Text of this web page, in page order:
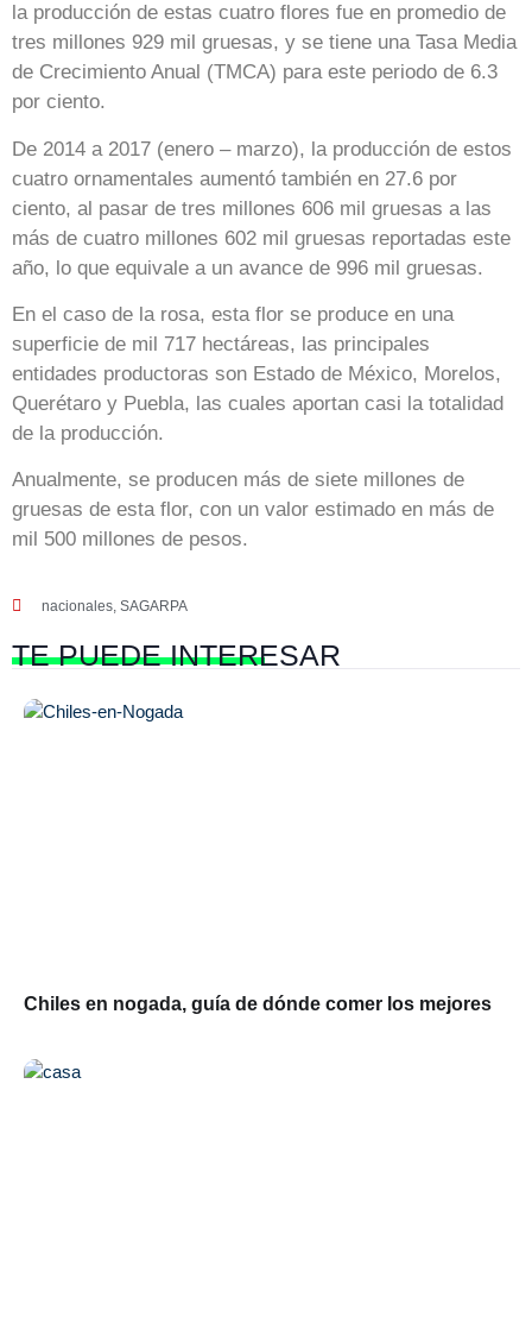
la producción de estas cuatro flores fue en promedio de
tres millones 929 mil gruesas, y se tiene una Tasa Media
de Crecimiento Anual (TMCA) para este periodo de 6.3
por ciento.
De 2014 a 2017 (enero – marzo), la producción de estos
cuatro ornamentales aumentó también en 27.6 por
ciento, al pasar de tres millones 606 mil gruesas a las
más de cuatro millones 602 mil gruesas reportadas este
año, lo que equivale a un avance de 996 mil gruesas.
En el caso de la rosa, esta flor se produce en una
superficie de mil 717 hectáreas, las principales
entidades productoras son Estado de México, Morelos,
Querétaro y Puebla, las cuales aportan casi la totalidad
de la producción.
Anualmente, se producen más de siete millones de
gruesas de esta flor, con un valor estimado en más de
mil 500 millones de pesos.
nacionales SAGARPA
TE PUEDEINTERESAR
Chiles en nogada, guía de dónde comer los mejores